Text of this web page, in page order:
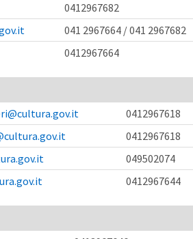
0412967682
041 2967664 / 041 2967682
0412967664
0412967618
0412967618
049502074
0412967644